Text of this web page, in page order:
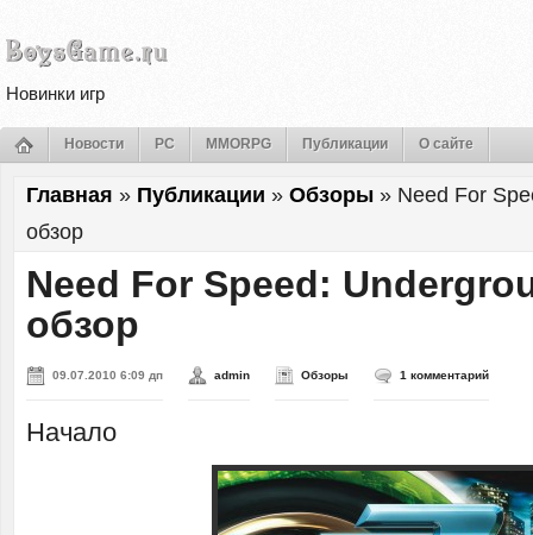
Новинки игр
Новости PC MMORPG Публикации О сайте
Главная » Публикации » Обзоры » Need For
обзор
Need For Speed:
обзор
09.07.2010 6:09 дп admin Обзоры 1 комментарий
Начало